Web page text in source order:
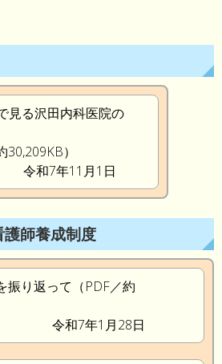
見る沢田内科医院の
30,209KB）
令和7年11月1日
師養成制度
振り返って（PDF／約
令和7年1月28日